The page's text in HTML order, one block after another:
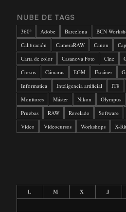
NUBE DE TAGS
360º Adobe Barcelona BCN
Calibración
CameraRAW Canon
Carta de color
Casanova Foto Cine
Cursos
Cámaras EGM Escáner
Informatica
Inteligencia artificial IT8
Monitores
Máster Nikon Olympus
Pruebas
RAW Revelado Software
Video
Videocursos Workshops X-
L
M X J